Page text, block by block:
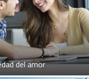
del amor